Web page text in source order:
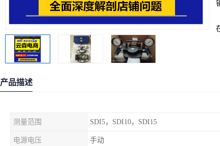
产品描述
测量范围 SDI5，SDI10，SDI15
电源电压 手动